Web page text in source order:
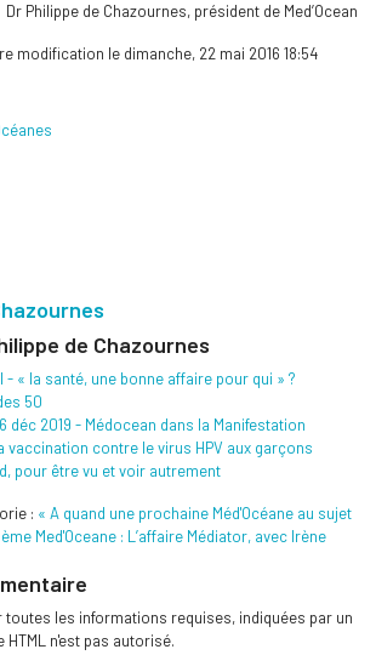
Dr Philippe de Chazournes, président de Med’Ocean
modification le dimanche, 22 mai 2016 18:54
de Chazournes
- « la santé, une bonne affaire pour qui » ?
50
déc 2019 - Médocean dans la Manifestation
vaccination contre le virus HPV aux garçons
pour être vu et voir autrement
: « A quand une prochaine Méd'Océane au sujet
ème Med'Oceane : L’affaire Médiator, avec Irène
toutes les informations requises, indiquées par un
HTML n'est pas autorisé.